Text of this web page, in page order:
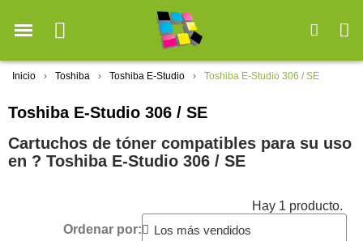
Inicio Toshiba Toshiba E-Studio Toshiba E-Studio 306 / SE
Toshiba E-Studio 306 / SE
Cartuchos de tóner compatibles para su uso
en ?️ Toshiba E-Studio 306 / SE
Hay 1 producto.
Ordenar por: